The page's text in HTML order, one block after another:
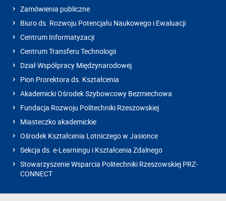
Zamówienia publiczne
Biuro ds. Rozwoju Potencjału Naukowego i Ewaluacji
Centrum Informatyzacji
Centrum Transferu Technologii
Dział Współpracy Międzynarodowej
Pion Prorektora ds. Kształcenia
Akademicki Ośrodek Szybowcowy Bezmiechowa
Fundacja Rozwoju Politechniki Rzeszowskiej
Miasteczko akademickie
Ośrodek Kształcenia Lotniczego w Jasionce
Sekcja ds. e-Learningu i Kształcenia Zdalnego
Stowarzyszenie Wsparcia Politechniki Rzeszowskiej PRZ-
CONNECT